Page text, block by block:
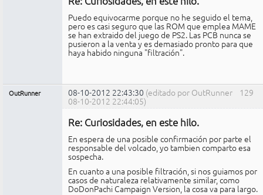
Puedo equivocarme porque no he seguido el tema,
pero es casi seguro que las ROM que emplea MAME
se han extraido del juego de PS2. Las PCB nunca se
pusieron a la venta y es demasiado pronto para que
haya habido ninguna "filtración".
129
OutRunner 08-10-2012 22:43:30 (editado por OutRunner
08-10-2012 22:44:05)
Re: Curiosidades, en este hilo.
En espera de una posible confirmación por parte el
responsable del volcado, yo tambien comparto esa
sospecha.
En cuanto a una posible filtración, si nos guiamos por
casos de naturaleza relativamente similar, como
DoDonPachi Campaign Version, la cosa va para largo.